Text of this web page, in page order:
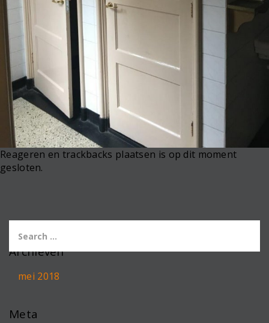
Reageren en trackbacks plaatsen is op dit moment
gesloten.
Archieven
mei 2018
Meta